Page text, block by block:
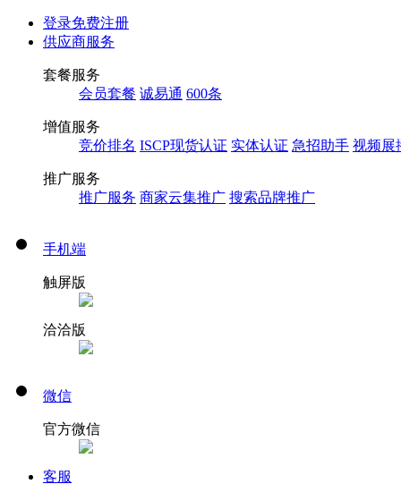
登录免费注册
供应商服务
套餐服务
会员套餐 诚易通 600条
增值服务
竞价排名 ISCP现货认证 实体认证 急招助手 视频展
推广服务
推广服务 商家云集推广 搜索品牌推广
手机端
触屏版
洽洽版
微信
官方微信
客服